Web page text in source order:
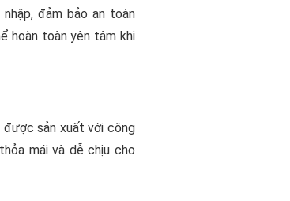
đảm bảo an toàn
hoàn toàn yên tâm khi
được sản xuất với công
mái và dễ chịu cho